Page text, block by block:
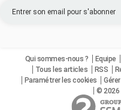
Qui sommes-nous ? Equipe
Tous les articles
RSS
Paramétrer les cookies
© 2026